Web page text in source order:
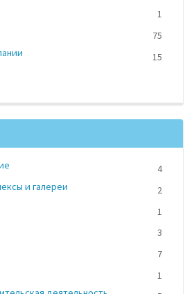
1
75
15
4
и галереи
2
1
3
7
1